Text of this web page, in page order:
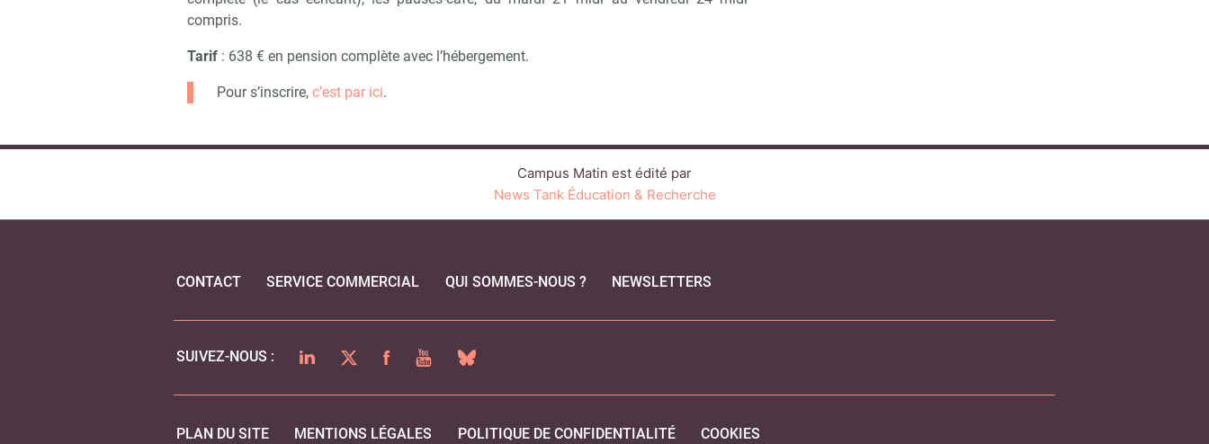
compris.
Tarif : 638 € en pension complète avec l’hébergement.
Pour s’inscrire, c’est par ici.
Campus Matin est édité par
News Tank Éducation & Recherche
CONTACT SERVICE COMMERCIAL QUI SOMMES-NOUS ? NEWSLETTERS
SUIVEZ-NOUS : LINKEDINTWITTERFACEBOOKYOUTUBEBLUESKY
PLAN DU SITE MENTIONS LÉGALES POLITIQUE DE CONFIDENTIALITÉ COOKIES